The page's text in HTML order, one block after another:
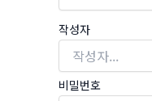
작성자
비밀번호